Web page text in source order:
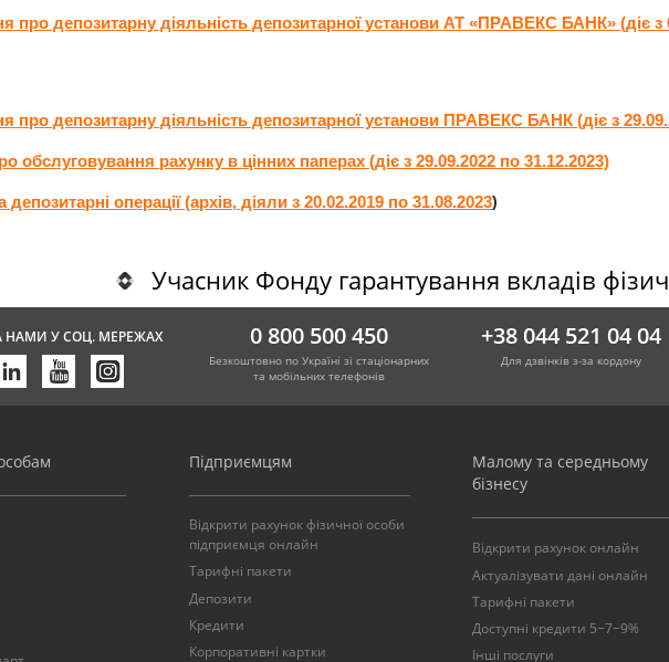
про депозитарну діяльність депозитарної установи АТ «ПРАВЕКС БАНК» (діє з
про депозитарну діяльність депозитарної установи ПРАВЕКС БАНК (діє з
обслуговування рахунку в цінних паперах (діє з 29.09.2022 по 31.12.2023)
операції (архів, діяли з 20.02.2019 по 31.08.2023)
Учасник Фонду гарантування вкладів
НАМИ У СОЦ. МЕРЕЖАХ 0 800 500 450
Безкоштовно по Україні зі стаціонарних
та мобільних телефонів
+38 044 521 04 04
Для дзвінків з-за кордону
Підприємцям
Відкрити рахунок фізичної особи
підприємця онлайн
Тарифні пакети
Депозити
Кредити
Корпоративні картки
Малому та середньому
бізнесу
Відкрити рахунок онлайн
Актуалізувати дані онлайн
Тарифні пакети
Доступні кредити 5−7−9%
Інші послуги